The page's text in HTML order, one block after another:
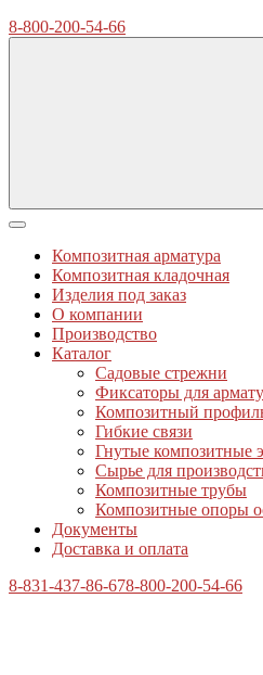
8-800-200-54-66
Композитная арматура
Композитная кладочная
Изделия под заказ
О компании
Производство
Каталог
Садовые стрежни
Фиксаторы для
Композитный
Гибкие связи
Гнутые композитные
Сырье для
Композитные трубы
Композитные опоры
Документы
Доставка и оплата
8-831-437-86-678-800-200-54-66